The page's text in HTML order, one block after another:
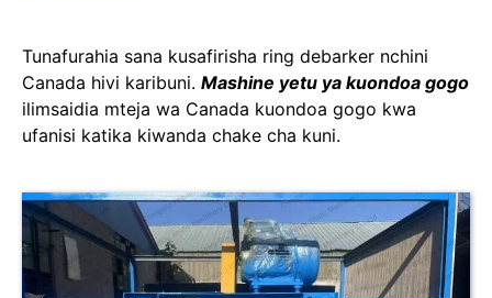
Tunafurahia sana kusafirisha ring debarker nchini
Canada hivi karibuni. Mashine yetu ya kuondoa gogo
ilimsaidia mteja wa Canada kuondoa gogo kwa
ufanisi katika kiwanda chake cha kuni.